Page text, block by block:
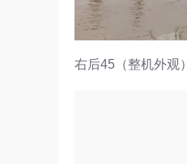
右后45（整机外观）